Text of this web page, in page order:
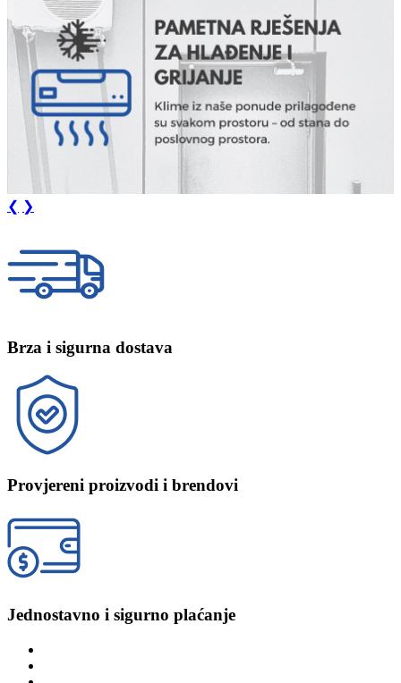
❮ ❯
Brza i sigurna dostava
Provjereni proizvodi i brendovi
Jednostavno i sigurno plaćanje